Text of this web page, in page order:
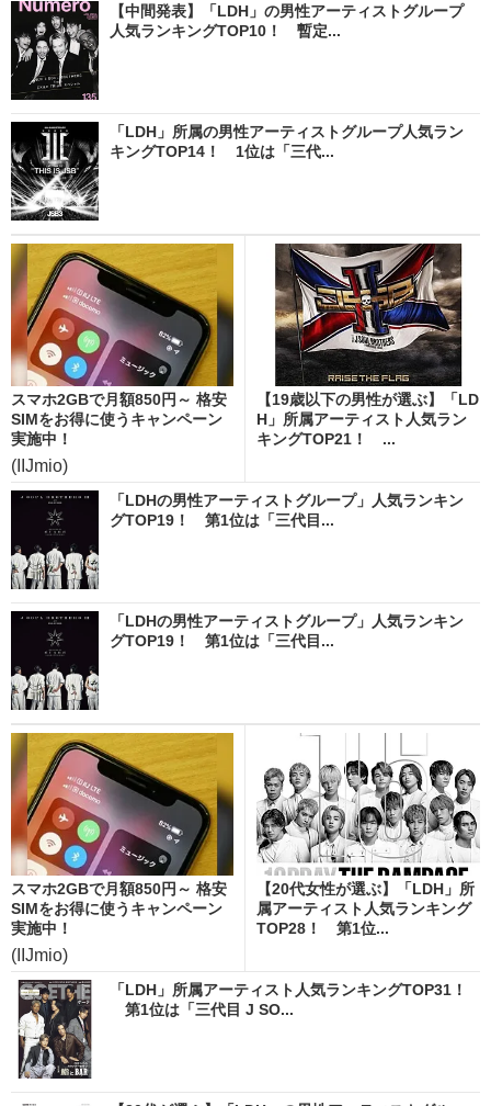
【中間発表】「LDH」の男性アーティストグループ
人気ランキングTOP10！ 暫定...
「LDH」所属の男性アーティストグループ人気ラン
キングTOP14！ 1位は「三代...
スマホ2GBで月額850円～ 格安
SIMをお得に使うキャンペーン
実施中！
(IIJmio)
【19歳以下の男性が選ぶ】「LD
H」所属アーティスト人気ラン
キングTOP21！ ...
「LDHの男性アーティストグループ」人気ランキン
グTOP19！ 第1位は「三代目...
「LDHの男性アーティストグループ」人気ランキン
グTOP19！ 第1位は「三代目...
スマホ2GBで月額850円～ 格安
SIMをお得に使うキャンペーン
実施中！
(IIJmio)
【20代女性が選ぶ】「LDH」所
属アーティスト人気ランキング
TOP28！ 第1位...
「LDH」所属アーティスト人気ランキングTOP31！
第1位は「三代目 J SO...